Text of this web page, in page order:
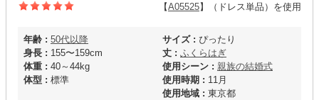
【A05525】（ドレス単品）を使用
年齢 : 50代以降
身長 : 155〜159cm
体重 : 40～44kg
体型 : 標準
サイズ : ぴったり
丈 : ふくらはぎ
使用シーン : 親族の結婚式
使用時期 : 11月
使用地域 : 東京都